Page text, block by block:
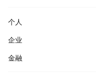
个人
企业
金融